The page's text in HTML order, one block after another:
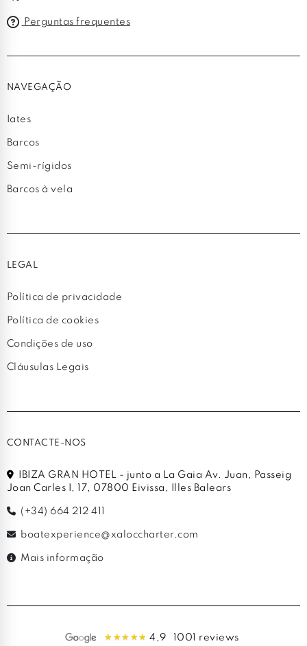
Perguntas frequentes
NAVEGAÇÃO
Iates
Barcos
Semi-rígidos
Barcos à vela
LEGAL
Política de privacidade
Política de cookies
Condições de uso
Cláusulas Legais
CONTACTE-NOS
IBIZA GRAN HOTEL - junto a La Gaia Av. Juan, Passeig
Joan Carles I, 17, 07800 Eivissa, Illes Balears
(+34) 664 212 411
boatexperience@xaloccharter.com
Mais informação
4,9 1001 reviews